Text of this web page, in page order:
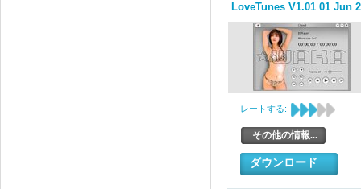
LoveTunes V1.01 01 Jun
レートする:
その他の情報...
ダウンロード